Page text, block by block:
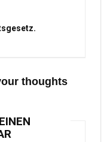
thoughts